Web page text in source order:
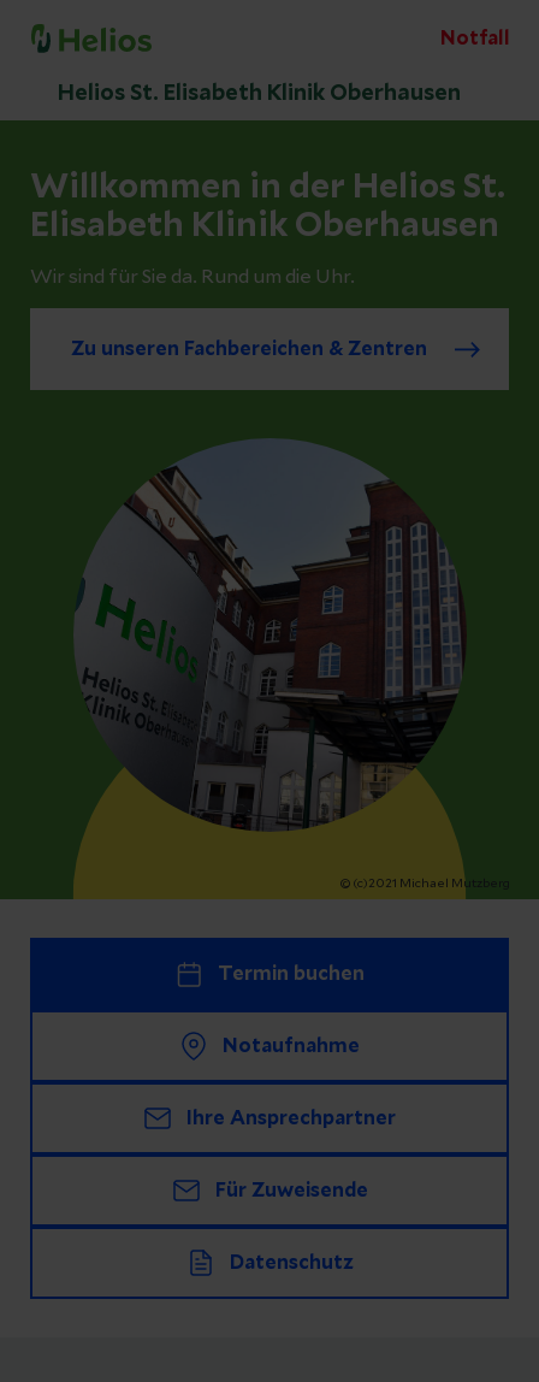
Notfall
Helios St. Elisabeth Klinik Oberhausen
Willkommen in der Helios St.
Elisabeth Klinik Oberhausen
Wir sind für Sie da. Rund um die Uhr.
Zu unseren Fachbereichen & Zentren
© (c)2021 Michael Mutzberg
Termin buchen
Notaufnahme
Ihre Ansprechpartner
Für Zuweisende
Datenschutz